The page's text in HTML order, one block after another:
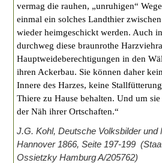
vermag die rauhen, „unruhigen“
einmal ein solches Landthier
wieder heimgeschickt werden. Auch
durchweg diese braunrothe
Hauptweideberechtigungen in den
ihren Ackerbau. Sie können daher
Innere des Harzes, keine
Thiere zu Hause behalten. Und um
der Näh ihrer Ortschaften.“
J.G. Kohl, Deutsche Volksbilder
Hannover 1866, Seite 197-199
Ossietzky Hamburg A/205762)